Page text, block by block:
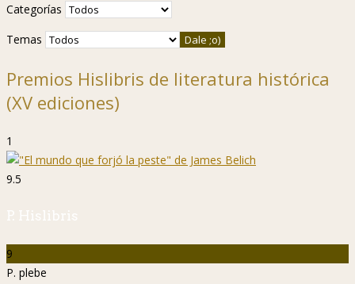
Categorías
Temas
Premios Hislibris de literatura histórica
(XV ediciones)
1
9.5
P. Hislibris
9
P. plebe